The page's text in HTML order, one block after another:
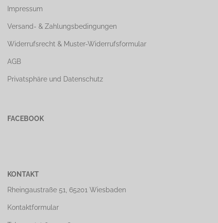
Impressum
Versand- & Zahlungsbedingungen
Widerrufsrecht & Muster-Widerrufsformular
AGB
Privatsphäre und Datenschutz
FACEBOOK
KONTAKT
Rheingaustraße 51, 65201 Wiesbaden
Kontaktformular